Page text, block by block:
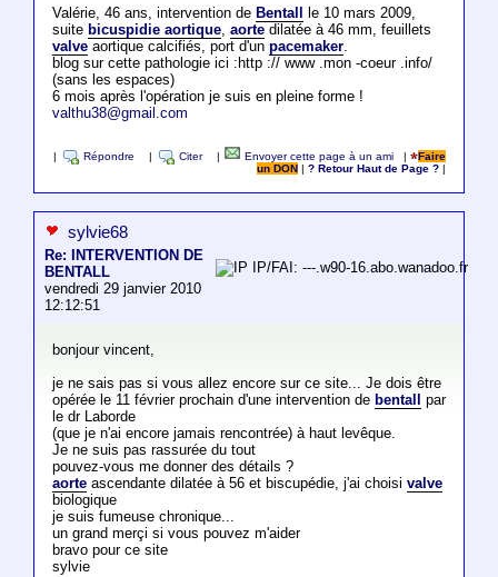
Valérie, 46 ans, intervention de Bentall
le 10 mars 2009,
suite bicuspidie aortique, aortedilatée à 46 mm, feuillets
valveaortique calcifiés, port d'un pacemaker.
blog sur cette pathologie ici :http :// www .mon -coeur .info/
(sans les espaces)
6 mois après l'opération je suis en pleine forme !
valthu38@gmail.com
Répondre Citer Envoyer cette page à un ami |
Faire
un DON
|? Retour Haut de Page ?
sylvie68
Re: INTERVENTION DE
BENTALL
vendredi 29 janvier 2010
12:12:51
IP/FAI: ---.w90-16.abo.wanadoo.fr
bonjour vincent,
je ne sais pas si vous allez encore sur ce site... Je dois être
opérée le 11 février prochain d'une intervention de bentall
par
le dr Laborde
(que je n'ai encore jamais rencontrée) à haut levêque.
Je ne suis pas rassurée du tout
pouvez-vous me donner des détails ?
aorteascendante dilatée à 56 et biscupédie, j'ai choisi valve
biologique
je suis fumeuse chronique...
un grand merçi si vous pouvez m'aider
bravo pour ce site
sylvie